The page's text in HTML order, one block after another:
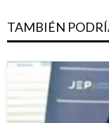
TAMBIÉN